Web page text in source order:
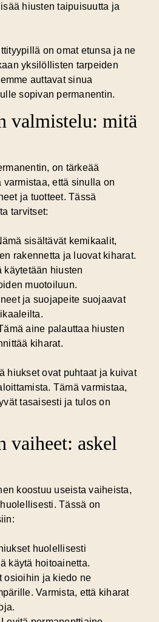
hiusten taipuisuutta ja
on omat etunsa ja ne
yksilöllisten tarpeiden
auttavat sinua
sopivan permanentin.
valmistelu: mitä
on tärkeää
että sinulla on
ja tuotteet. Tässä
tarvitset:
sisältävät kemikaalit,
rakennetta ja luovat kiharat.
käytetään hiusten
muotoiluun.
ja suojapeite suojaavat
aine palauttaa hiusten
kiharat.
hiukset ovat puhtaat ja kuivat
Tämä varmistaa,
tasaisesti ja tulos on
vaiheet: askel
koostuu useista vaiheista,
Tässä on
huolellisesti
käytä hoitoainetta.
osioihin ja kiedo ne
Varmista, että kiharat